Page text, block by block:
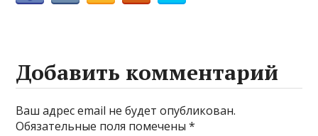
Добавить комментарий
Ваш адрес email не будет опубликован.
Обязательные поля помечены*